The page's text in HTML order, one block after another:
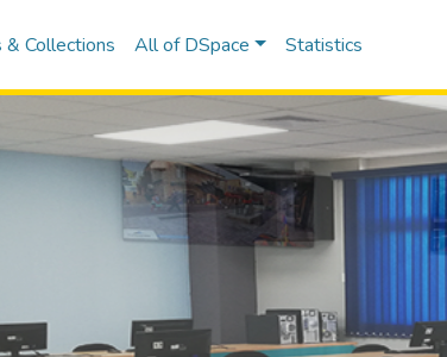
& Collections All of DSpace Statistics